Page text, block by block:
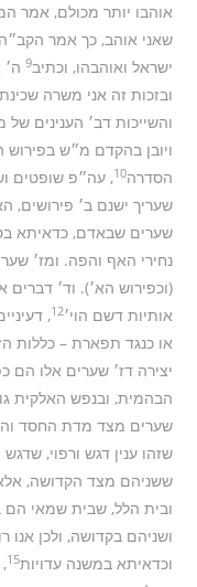
אוהבו יותר מכולם, אמר
שאני אוהב, כך אמר
ישראל ואוהבהו, וכתיב9
ובזכות זה אני משרה
והשייכות דב׳ הענינים
ויובן בהקדם מ״ש
הסדרה10, עה״פ שופטים
שעריך ישנם ב׳ פירושים,
שערים שבאדם, כדאיתא
נחירי האף והפה. ומז׳
(וכפירוש הא׳). וד׳ דברים
אותיות דשם הוי׳12
,
או כנגד תפארת – כללות
יצירה דז׳ שערים אלו הם
הבהמית, ובנפש האלקית
שערים מצד מדת החסד
שזהו ענין דגש ורפוי,
ששניהם מצד הקדושה,
ובית הלל, שבית שמאי הם
ושניהם בקדושה, ולכן
וכדאיתא במשנה עדויות15